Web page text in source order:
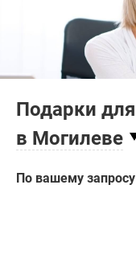
Подарки
в Могилеве
По вашему